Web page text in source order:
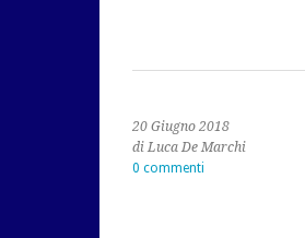
20 Giugno 2018
di Luca De Marchi
0 commenti